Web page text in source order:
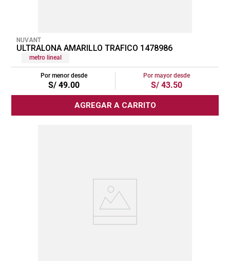
NUVANT
ULTRALONA AMARILLO TRAFICO 1478986
metro lineal
Por menor desde
S/ 49.00
Por mayor desde
S/ 43.50
AGREGAR A CARRITO